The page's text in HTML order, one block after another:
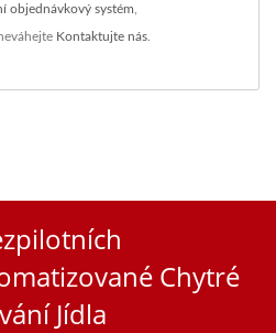
objednávkový systém
Kontaktujte nás
Chytré
Jídla